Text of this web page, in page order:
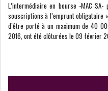
ALGÉRIE
L’intermédiaire en bourse -MAC
souscriptions à l’emprunt obligataire
d’être porté à un maximum de 40
2016, ont été clôturées le 09 février